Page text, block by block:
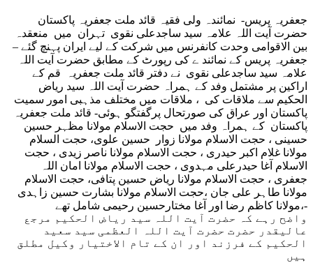
جعفریہ پریس- نمائندہ ولی فقیہ قائد ملت جعفریہ پاکستان
حضرت آیت اللہ علامہ سید ساجدعلی نقوی تہران میں منعقدہ
بین الاقوامی وحدت کانفرنس میں شرکت کے لیے ایران پہنچ گئے –
جعفریہ پریس کے نمائند ے کی رپورٹ کے مطابق حضرت آیت اللہ
علامہ سید ساجدعلی نقوی نے دفتر قائد ملت جعفریہ قم کے
اراکین پر مشتمل وفد کے ہمراہ حضرت آیت اللہ سید ریاض
الحکیم سے ملاقات کی ، ملاقات میں مختلف مذہبی امور سمیت
پاکستان اور عراق کی صورتحال پرگفتگو ہوئی- قائد ملت جعفریہ
پاکستان کے ہمراہ وفد میں حجت الاسلام مولانا مظہر حسین
حسینی ، حجت الاسلام مولانا زوار حسین علوی، حجت السلام
مولانا غلام اکبر حیدری ، حجت الاسلام مولانا ناصر زیدی ، حجت
الاسلام آغا حیدرعلی مہدوی ، حجت الاسلام مولانا امان اللہ
جعفری ، حجت الاسلام مولانا ریاض حسین پتافی، حجت الاسلام
مولانا طاہر علی جان ،حجت الاسلام مولانا بشارت حسین زاہدی
،مولانا کاظم رضا اور آغا مختارحسین رحیمی شامل تھے-
واضح رہے کہ حضرت آیت اللہ سید ریاض الحکیم مرجع
عالیقدر حضرت حضرت آیت اللہ العظمی سید سعید
الحکیم کے فرزند اور ان کے تام الاختیار وکیل مطلق
ہیں